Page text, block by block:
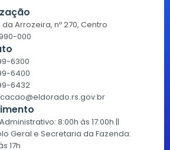
Arrozeira, nº 270, Centro
000
6300
6400
6432
8:00h às 17:00h ||
Geral e Secretaria da Fazenda:
17h